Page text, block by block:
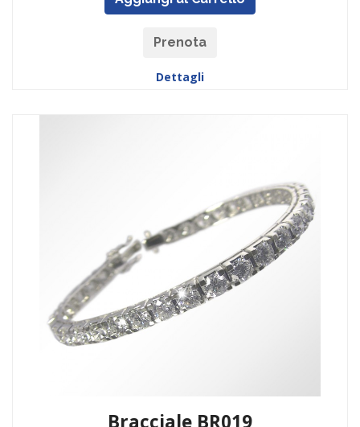
Prenota
Dettagli
Bracciale BR019